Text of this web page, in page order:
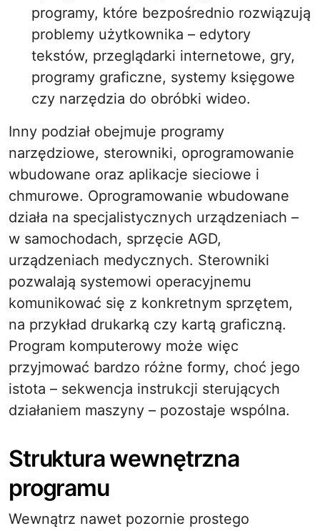
programy, które bezpośrednio rozwiązują
problemy użytkownika – edytory
tekstów, przeglądarki internetowe, gry,
programy graficzne, systemy księgowe
czy narzędzia do obróbki wideo.
Inny podział obejmuje programy
narzędziowe, sterowniki, oprogramowanie
wbudowane oraz aplikacje sieciowe i
chmurowe. Oprogramowanie wbudowane
działa na specjalistycznych urządzeniach –
w samochodach, sprzęcie AGD,
urządzeniach medycznych. Sterowniki
pozwalają systemowi operacyjnemu
komunikować się z konkretnym sprzętem,
na przykład drukarką czy kartą graficzną.
Program komputerowy może więc
przyjmować bardzo różne formy, choć jego
istota – sekwencja instrukcji sterujących
działaniem maszyny – pozostaje wspólna.
Struktura wewnętrzna
programu
Wewnątrz nawet pozornie prostego